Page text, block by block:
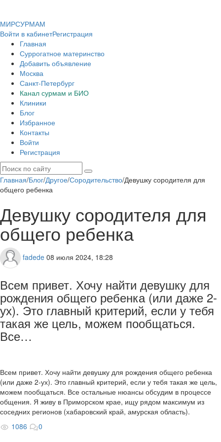
МИРСУРМАМ
Войти в кабинетРегистрация
Главная
Суррогатное материнство
Добавить объявление
Москва
Санкт-Петербург
Канал сурмам и БИО
Клиники
Блог
Избранное
Контакты
Войти
Регистрация
Главная/Блог/Другое/Сородительство/Девушку сородителя для
общего ребенка
Девушку сородителя для
общего ребенка
fadede 08 июля 2024, 18:28
Всем привет. Хочу найти девушку для
рождения общего ребенка (или даже 2-
ух). Это главный критерий, если у тебя
такая же цель, можем пообщаться.
Все…
Всем привет. Хочу найти девушку для рождения общего ребенка
(или даже 2-ух). Это главный критерий, если у тебя такая же цель,
можем пообщаться. Все остальные нюансы обсудим в процессе
общения. Я живу в Приморском крае, ищу рядом максимум из
соседних регионов (хабаровский край, амурская область).
1086
0